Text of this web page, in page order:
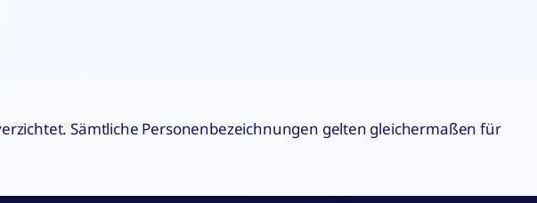
Sämtliche Personenbezeichnungen gelten gleichermaßen für